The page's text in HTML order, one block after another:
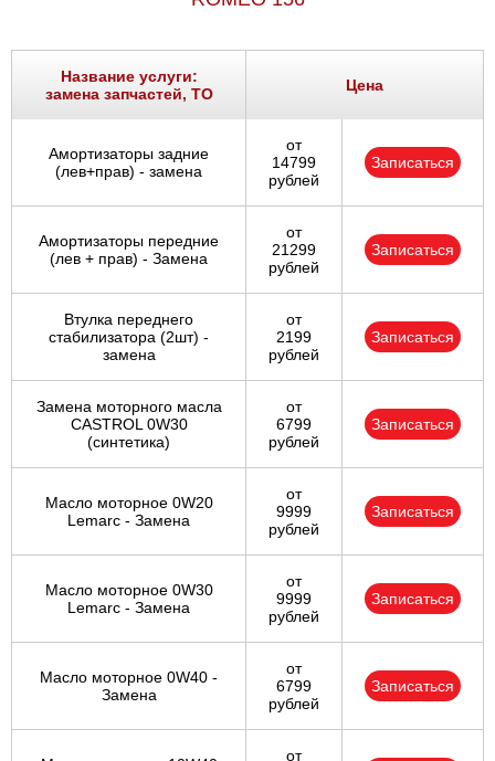
Ростов-на-Дону
Самара
Санкт-Петербург
Саратов
Солнцево
Сочи
Сургут
Тольятти
Тула
Тюмень
Челябинск
Череповец
Название услуги:
замена запчастей, ТО
Цена
Амортизаторы задние
(лев+прав) - замена
от
14799
рублей
Записаться
Амортизаторы передние
(лев + прав) - Замена
от
21299
рублей
Записаться
Втулка переднего
стабилизатора (2шт) -
замена
от
2199
рублей
Записаться
Замена моторного масла
CASTROL 0W30
(синтетика)
от
6799
рублей
Записаться
Масло моторное 0W20
Lemarc - Замена
от
9999
рублей
Записаться
Масло моторное 0W30
Lemarc - Замена
от
9999
рублей
Записаться
Масло моторное 0W40 -
Замена
от
6799
рублей
Записаться
от